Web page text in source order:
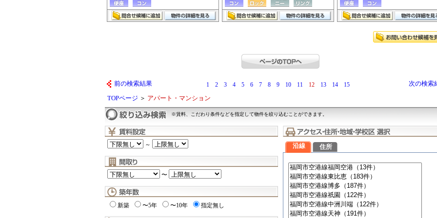
前の検索結果 1 2 3 4 5 6 7 8 9 10 11 12 13 14 15 次の検索
TOPページ ＞ アパート・マンション
※賃料、こだわり条件などを指定して物件を絞り込むことができます。
～
〜
新築 〜5年 〜10年 指定無し
沿線 住所